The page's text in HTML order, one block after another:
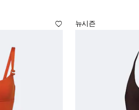
뉴시즌